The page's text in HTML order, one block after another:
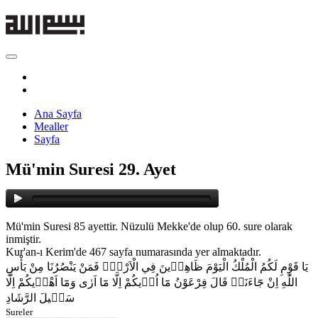
Ana Sayfa
Mealler
Sayfa
Mü'min Suresi 29. Ayet
Mü'min Suresi 85 ayettir. Nüzulü Mekke'de olup 60. sure olarak
inmiştir.
Kur'an-ı Kerim'de 467 sayfa numarasında yer almaktadır.
يَا قَوْمِ لَكُمُ الْمُلْكُ الْيَوْمَ ظَاهِر۪ينَ فِي الْاَرْضِۘ فَمَنْ يَنْصُرُنَا مِنْ بَأْسِ
اللّٰهِ اِنْ جَٓاءَنَاۜ قَالَ فِرْعَوْنُ مَٓا اُر۪يكُمْ اِلَّا مَٓا اَرٰى وَمَٓا اَهْد۪يكُمْ اِلَّا
سَب۪يلَ الرَّشَادِ
Sureler